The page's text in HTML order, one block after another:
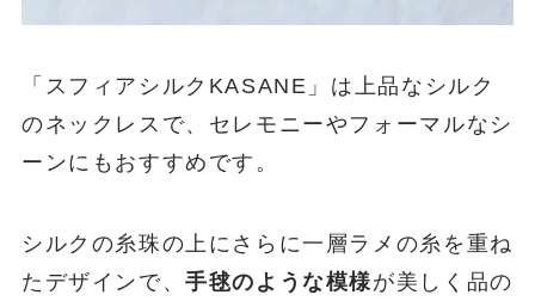
「スフィアシルクKASANE」は上品なシルク
のネックレスで、セレモニーやフォーマルなシ
ーンにもおすすめです。
シルクの糸珠の上にさらに一層ラメの糸を重ね
たデザインで、手毬のような模様が美しく品の